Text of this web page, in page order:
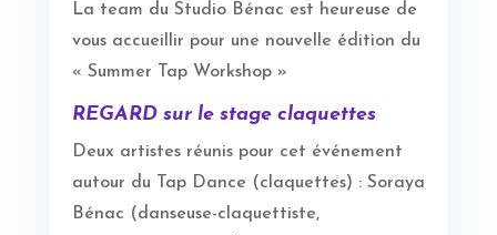
La team du Studio Bénac est heureuse de
vous accueillir pour une nouvelle édition du
« Summer Tap Workshop »
REGARD sur le stage claquettes
Deux artistes réunis pour cet événement
autour du Tap Dance (claquettes) : Soraya
Bénac (danseuse-claquettiste,